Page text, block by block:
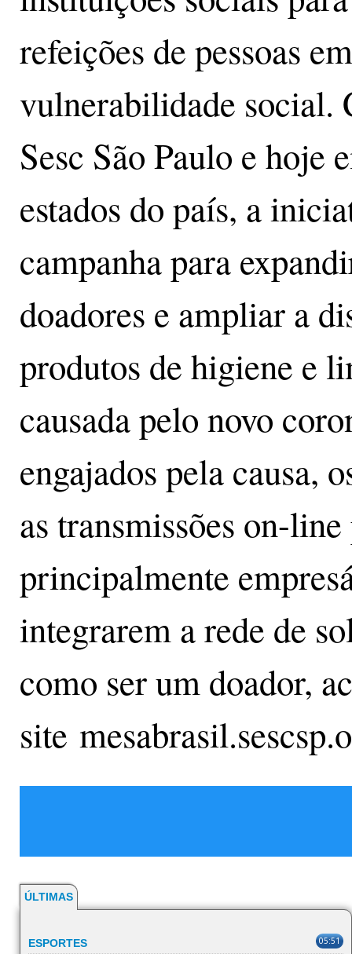
refeições de pessoas
vulnerabilidade social.
Sesc São Paulo e hoje
estados do país, a
campanha para
doadores e ampliar a
produtos de higiene e
causada pelo novo
engajados pela causa,
as transmissões on-
principalmente
integrarem a rede de
como ser um doador,
site
ÚLTIMAS
ESPORTES 05:51